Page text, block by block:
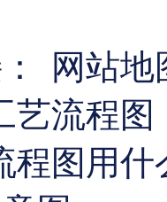
网站
艺流程图
程图用